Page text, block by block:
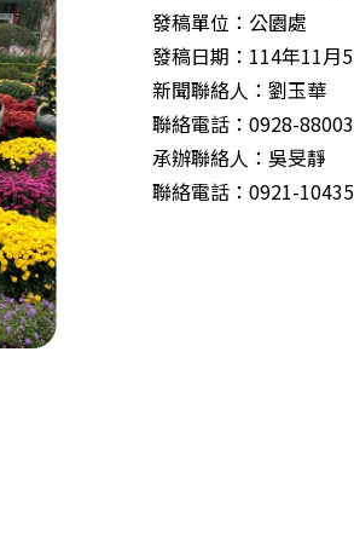
發稿單位：公園處
發稿日期：114年11月
新聞聯絡人：劉玉華
聯絡電話：0928-
承辦聯絡人：吳旻靜
聯絡電話：0921-